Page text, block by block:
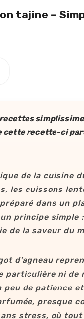
tajine –
tajine –
recettes
recette-ci
de la cuisine
les cuissons
dans un
principe simple
de la saveur du
d’agneau
particulière ni de
peu de patience
presque
stress, où